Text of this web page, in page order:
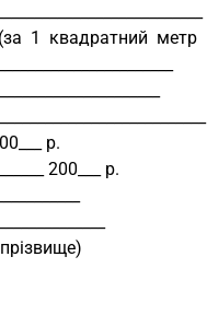
1  квадратний  метр
р.
200___ р.
та прізвище)